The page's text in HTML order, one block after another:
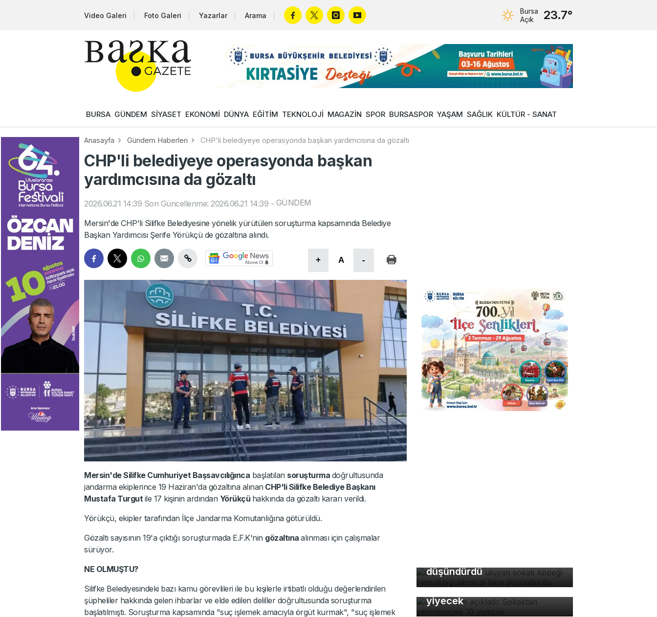
Video Galeri Foto Galeri Yazarlar Arama
Bursa
Açık
23.7°
BURSA GÜNDEM SİYASET EKONOMİ DÜNYA EĞİTİM TEKNOLOJİ MAGAZİN SPOR BURSASPOR YAŞAM SAĞLIK KÜLTÜR - SANAT
Anasayfa Gündem Haberleri CHP'li belediyeye operasyonda başkan yardımcısına da gözaltı
CHP'li belediyeye operasyonda başkan
yardımcısına da gözaltı
2026.06.21 14:39 Son Güncellenme: 2026.06.21 14:39 - GÜNDEM
Mersin'de CHP'li Silifke Belediyesine yönelik yürütülen soruşturma kapsamında Belediye
Başkan Yardımcısı Şerife Yörükçü de gözaltına alındı.
+ A -
Mersin'de Silifke Cumhuriyet Başsavcılığınca başlatılan soruşturma doğrultusunda
jandarma ekiplerince 19 Haziran'da gözaltına alınan CHP'li Silifke Belediye Başkanı
Mustafa Turgutile 17 kişinin ardından Yörükçü hakkında da gözaltı kararı verildi.
Yörükçü, ekipler tarafından İlçe Jandarma Komutanlığına götürüldü.
Gözaltı sayısının 19'a çıktığı soruşturmada E.F.K'nin gözaltına alınması için çalışmalar
sürüyor.
NE OLMUŞTU?
Silifke Belediyesindeki bazı kamu görevlileri ile bu kişilerle irtibatlı olduğu değerlendirilen
şüpheliler hakkında gelen ihbarlar ve elde edilen deliller doğrultusunda soruşturma
başlatılmıştı. Soruşturma kapsamında "suç işlemek amacıyla örgüt kurmak", "suç işlemek
düşündürdü
Uzman isim açıkladı:
Sokaktan yenmeyecek 10
yiyecek